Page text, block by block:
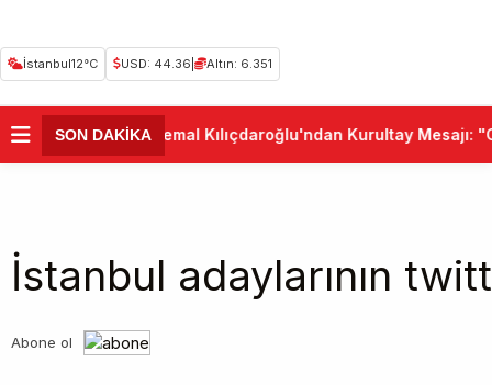
İstanbul12°C USD: 44.36 Altın: 6.351
SON DAKİKA
•Kemal Kılıçdaroğlu'ndan Kurultay Mesajı:
İstanbul adaylarının
Abone ol